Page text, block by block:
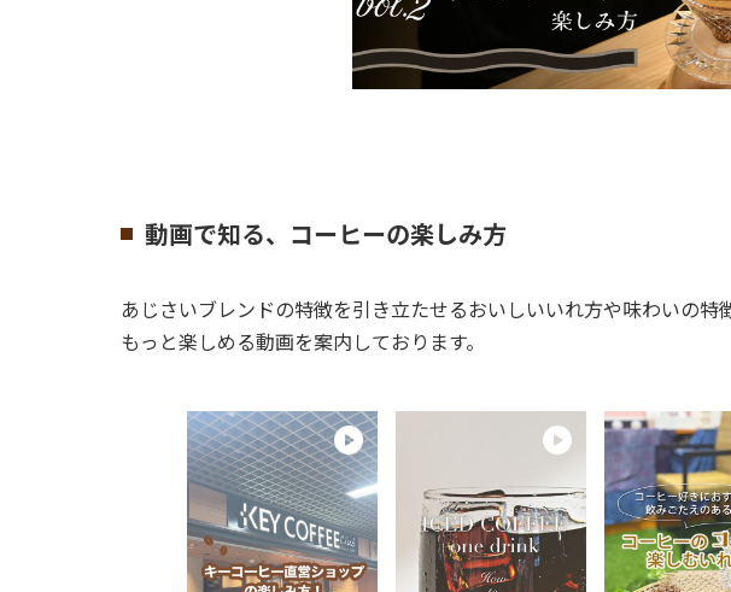
動画で知る、コーヒーの楽しみ方
あじさいブレンドの特徴を引き立たせるおいしいいれ方や味わいの特
もっと楽しめる動画を案内しております。